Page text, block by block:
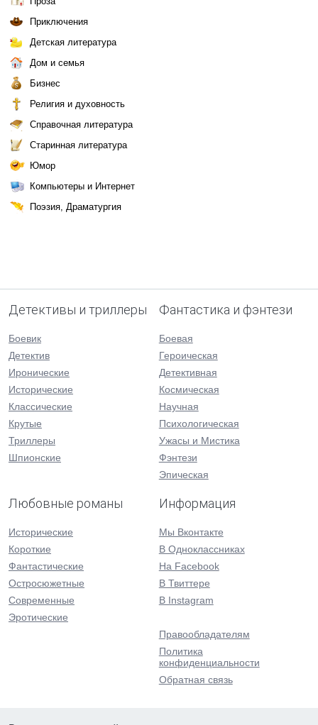
Приключения
Детская литература
Дом и семья
Бизнес
Религия и духовность
Справочная литература
Старинная литература
Юмор
Компьютеры и Интернет
Поэзия, Драматургия
Детективы и триллеры
Боевик
Детектив
Иронические
Исторические
Классические
Крутые
Триллеры
Шпионские
Фантастика и фэнтези
Боевая
Героическая
Детективная
Космическая
Научная
Психологическая
Ужасы и Мистика
Фэнтези
Эпическая
Любовные романы
Исторические
Короткие
Фантастические
Остросюжетные
Современные
Эротические
Информация
Мы Вконтакте
В Одноклассниках
На Facebook
В Твиттере
В Instagram
Правообладателям
Политика
конфиденциальности
Обратная связь